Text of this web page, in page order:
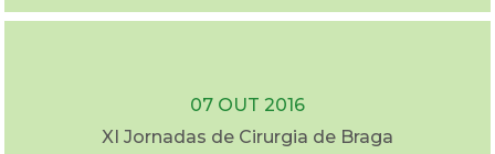
07 OUT 2016
XI Jornadas de Cirurgia de Braga